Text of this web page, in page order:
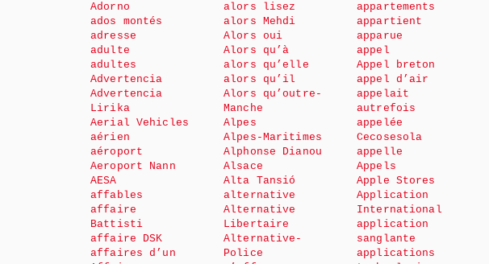
Adorno
ados montés
adresse
adulte
adultes
Advertencia
Advertencia
Lirika
Aerial Vehicles
aérien
aéroport
Aeroport Nann
AESA
affables
affaire
Battisti
affaire DSK
affaires d’un
alors lisez
alors Mehdi
Alors oui
Alors qu’à
alors qu’elle
alors qu’il
Alors qu’outre-
Manche
Alpes
Alpes-Maritimes
Alphonse Dianou
Alsace
Alta Tansió
alternative
Alternative
Libertaire
Alternative-
Police
appartements
appartient
apparue
appel
Appel breton
appel d’air
appelait
autrefois
appelée
Cecosesola
appelle
Appels
Apple Stores
Application
International
application
sanglante
applications